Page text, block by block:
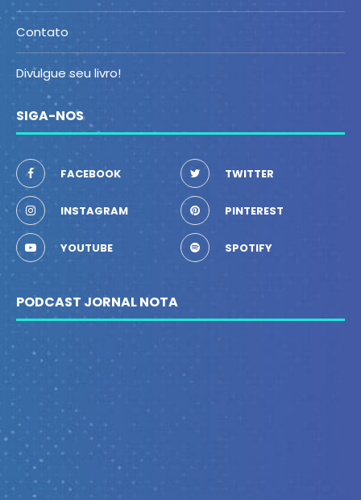
Contato
Divulgue seu livro!
SIGA-NOS
FACEBOOK TWITTER
INSTAGRAM PINTEREST
YOUTUBE SPOTIFY
PODCAST JORNAL NOTA